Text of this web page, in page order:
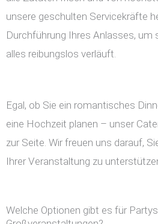
unsere geschulten Servicekräfte
Durchführung Ihres Anlasses, um
alles reibungslos verläuft.
Egal, ob Sie ein romantisches
eine Hochzeit planen – unser
zur Seite. Wir freuen uns darauf,
Ihrer Veranstaltung zu
Welche Optionen gibt es für